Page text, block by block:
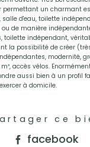
un charmant
d'eau, toilette
de manière
toilette indépendant,
la possibilité de créer
modernité,
accès vélos.
aussi bien à un profil
à domicile.
ce
facebook